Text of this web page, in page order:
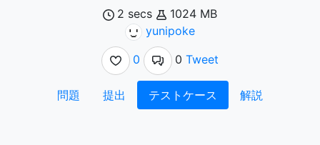
2 secs
1024 MB
yunipoke
0
0 Tweet
問題 提出 テストケース 解説